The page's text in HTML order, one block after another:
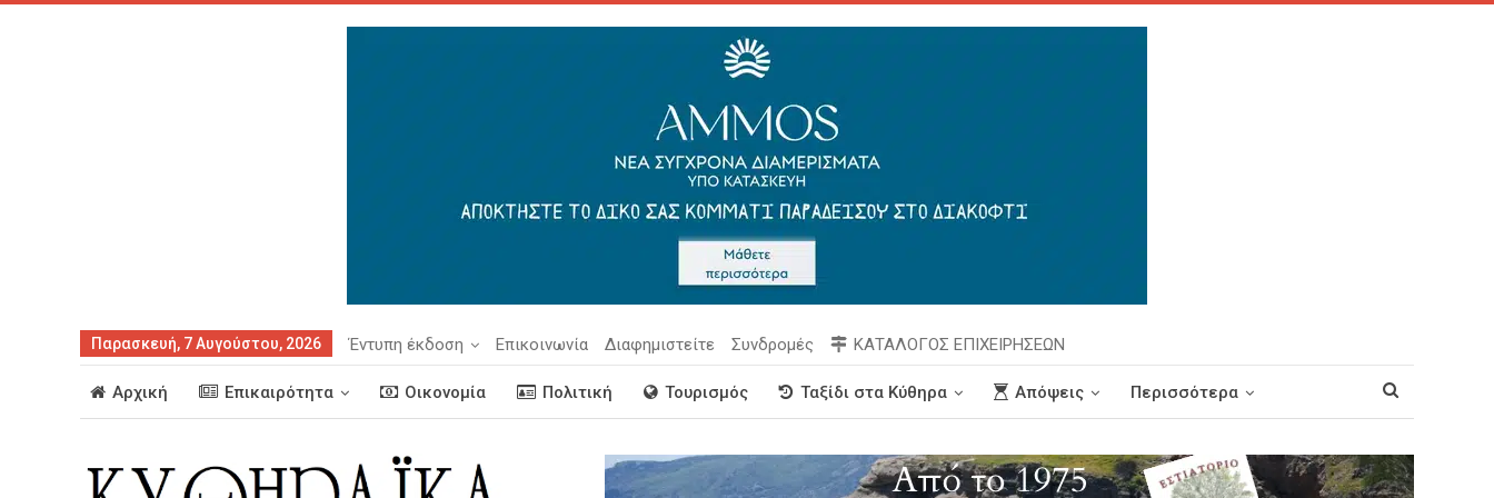
Παρασκευή, 7 Αυγούστου, 2026 Έντυπη έκδοση Επικοινωνία Διαφημιστείτε Συνδρομές ΚΑΤΑΛΟΓΟΣ ΕΠΙΧΕΙΡΗΣΕΩΝ
Αρχική Επικαιρότητα Οικονομία Πολιτική Τουρισμός Ταξίδι στα Κύθηρα Απόψεις Περισσότερα